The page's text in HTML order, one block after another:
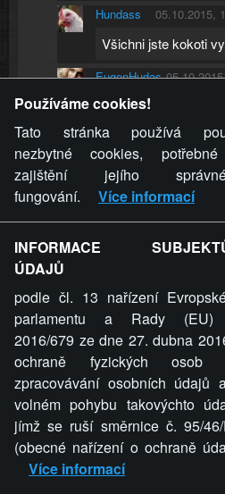
Hundass 05.10.2015,
Všichni jste kokoti
EugenHudas
jasně pane
Hundass 05.10.2015,
Nejsem žádnej
takto:
pes a
prdel. Takže se
složeninu
Hundass 05.10.2015, 12:32 -4
Super
Hundass 05.10.2015,
Proč ty mínusy?
archon 05.10.2015, 10:07
Používáme cookies!
Tato stránka používá
nezbytné cookies,
zajištění jejího
fungování.
Více informací
INFORMACE
ÚDAJŮ
podle čl. 13 nařízení
parlamentu a Rady
2016/679 ze dne 27. dubna
ochraně fyzických osob
zpracovávání osobních údajů
volném pohybu takovýchto
jímž se ruší směrnice č. 95/
(obecné nařízení o ochraně
Více informací